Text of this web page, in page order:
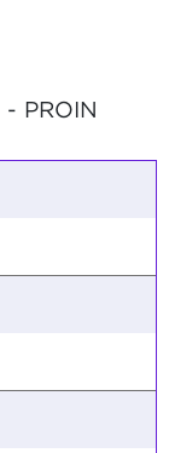
- PROIN